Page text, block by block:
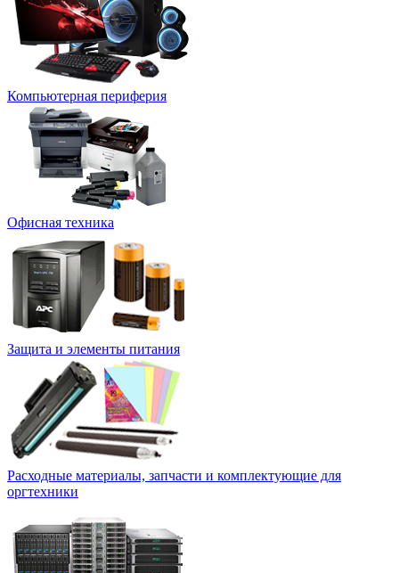
Компьютерная периферия
Офисная техника
Защита и элементы питания
Расходные материалы, запчасти и комплектующие для
оргтехники